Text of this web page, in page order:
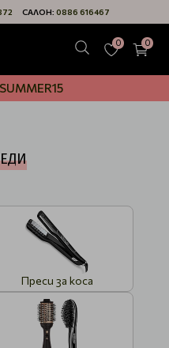
САЛОН: 0886 616467
0 0
Преси за коса